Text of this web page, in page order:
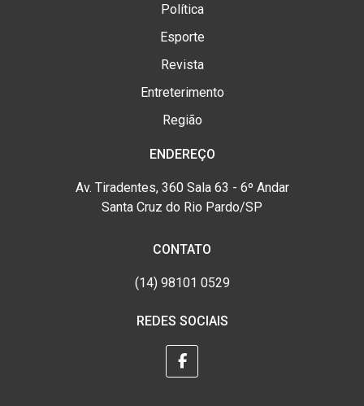
Política
Esporte
Revista
Entreterimento
Região
ENDEREÇO
Av. Tiradentes, 360 Sala 63 - 6º Andar
Santa Cruz do Rio Pardo/SP
CONTATO
(14) 98101 0529
REDES SOCIAIS